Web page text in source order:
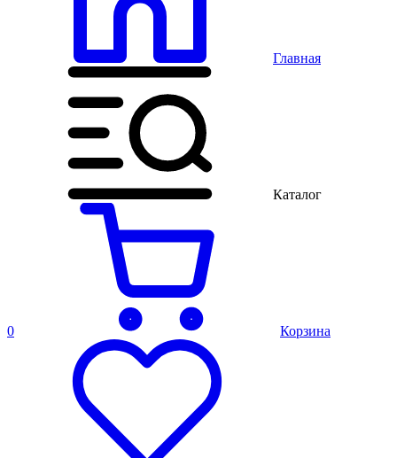
Главная
Каталог
0 Корзина